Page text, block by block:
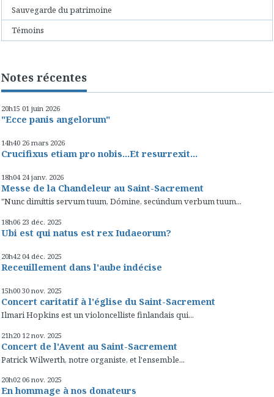
Sauvegarde du patrimoine
Témoins
Notes récentes
20h15 01 juin 2026
"Ecce panis angelorum"
14h40 26 mars 2026
Crucifixus etiam pro nobis...Et resurrexit...
18h04 24 janv. 2026
Messe de la Chandeleur au Saint-Sacrement
"Nunc dimíttis servum tuum, Dómine, secúndum verbum tuum...
18h06 23 déc. 2025
Ubi est qui natus est rex Iudaeorum?
20h42 04 déc. 2025
Receuillement dans l'aube indécise
15h00 30 nov. 2025
Concert caritatif à l'église du Saint-Sacrement
Ilmari Hopkins est un violoncelliste finlandais qui...
21h20 12 nov. 2025
Concert de l'Avent au Saint-Sacrement
Patrick Wilwerth, notre organiste, et l'ensemble...
20h02 06 nov. 2025
En hommage à nos donateurs